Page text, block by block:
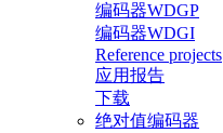
编码器WDGP
编码器WDGI
Reference projects
应用报告
下载
绝对值编码器